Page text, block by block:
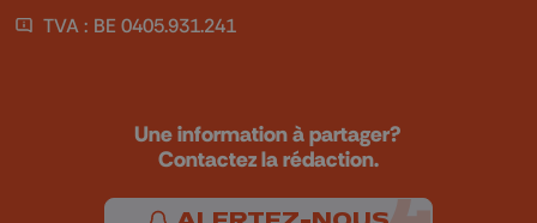
TVA : BE 0405.931.241
Une information à partager?
Contactez la rédaction.